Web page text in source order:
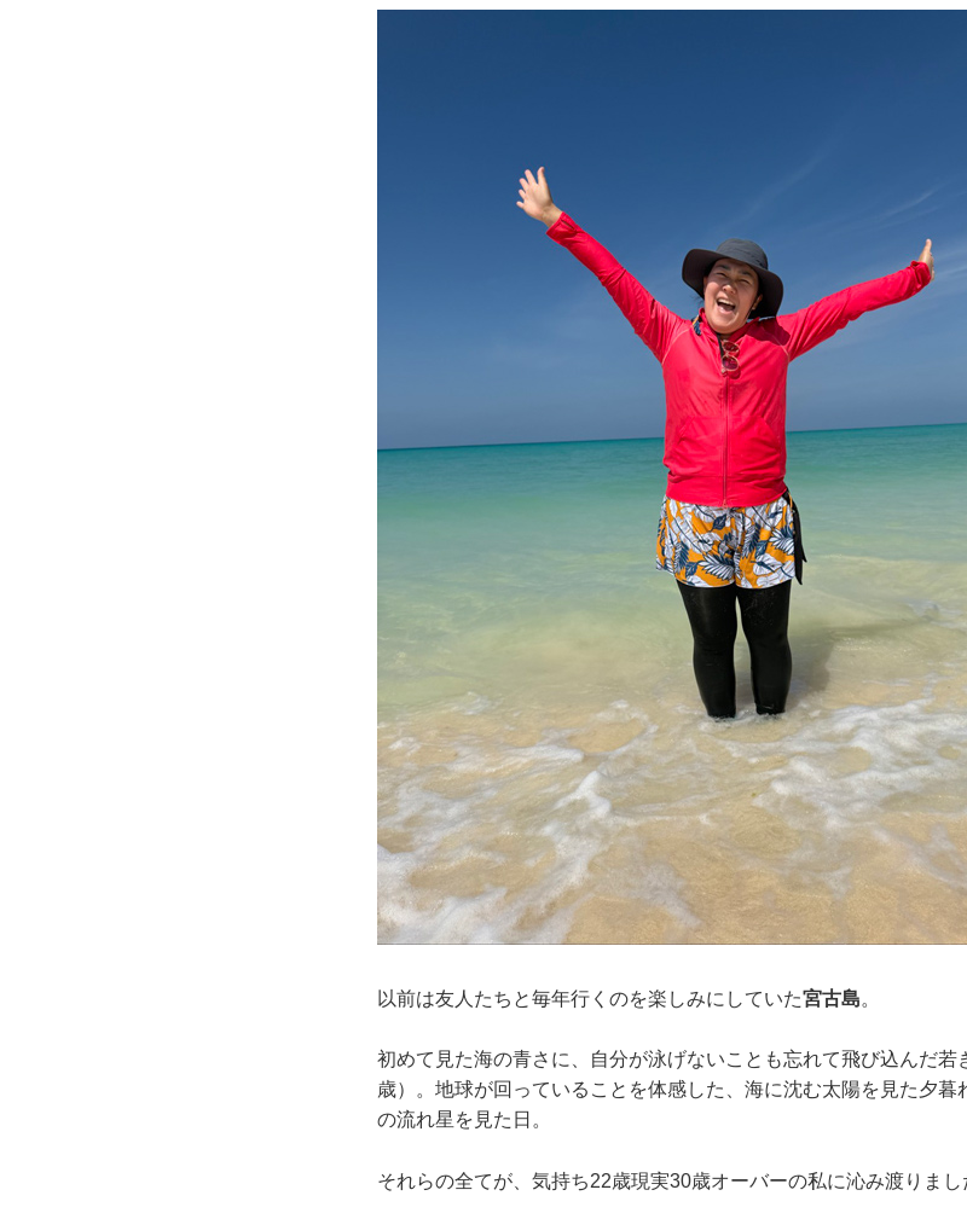
以前は友人たちと毎年行くのを楽しみにしていた宮古島。
初めて見た海の青さに、自分が泳げないことも忘れて飛び込んだ若
歳）。地球が回っていることを体感した、海に沈む太陽を見た夕
の流れ星を見た日。
それらの全てが、気持ち22歳現実30歳オーバーの私に沁み渡りまし